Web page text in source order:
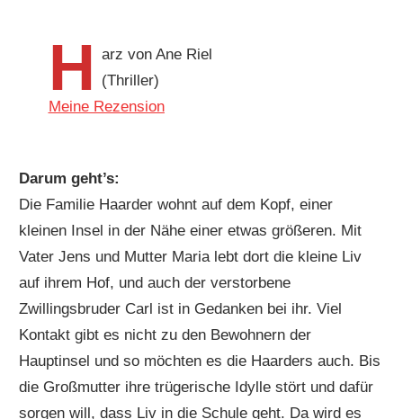
H arz von Ane Riel
(Thriller)
Meine Rezension
Darum geht’s:
Die Familie Haarder wohnt auf dem Kopf, einer
kleinen Insel in der Nähe einer etwas größeren. Mit
Vater Jens und Mutter Maria lebt dort die kleine Liv
auf ihrem Hof, und auch der verstorbene
Zwillingsbruder Carl ist in Gedanken bei ihr. Viel
Kontakt gibt es nicht zu den Bewohnern der
Hauptinsel und so möchten es die Haarders auch. Bis
die Großmutter ihre trügerische Idylle stört und dafür
sorgen will, dass Liv in die Schule geht. Da wird es